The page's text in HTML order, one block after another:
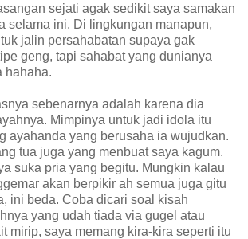
sejati agak sedikit saya samakan
selama ini. Di lingkungan manapun,
jalin persahabatan supaya gak
geng, tapi sahabat yang dunianya
hahaha.
sebenarnya adalah karena dia
Mimpinya untuk jadi idola itu
ayahanda yang berusaha ia wujudkan.
tua juga yang menbuat saya kagum.
suka pria yang begitu. Mungkin kalau
akan berpikir ah semua juga gitu
ini beda. Coba dicari soal kisah
yang udah tiada via gugel atau
mirip, saya memang kira-kira seperti itu